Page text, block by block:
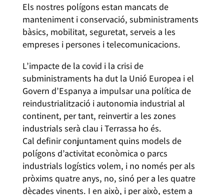
Els nostres polígons estan mancats de
manteniment i conservació, subministraments
bàsics, mobilitat, seguretat, serveis a les
empreses i persones i telecomunicacions.
L’impacte de la covid i la crisi de
subministraments ha dut la Unió Europea i el
Govern d’Espanya a impulsar una política de
reindustrialització i autonomia industrial al
continent, per tant, reinvertir a les zones
industrials serà clau i Terrassa ho és.
Cal definir conjuntament quins models de
polígons d’activitat econòmica o parcs
industrials logístics volem, i no només per als
pròxims quatre anys, no, sinó per a les quatre
dècades vinents. I en això, i per això, estem a